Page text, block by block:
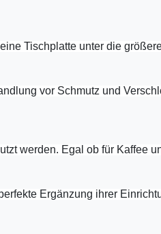
Tischplatte unter die
vor Schmutz und
werden. Egal ob für Kaffee
Ergänzung ihrer